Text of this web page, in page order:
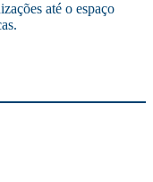
até o espaço